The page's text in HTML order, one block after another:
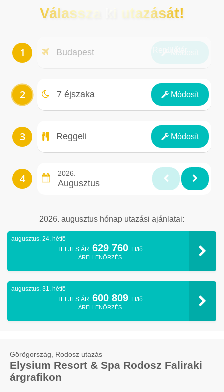
Válassza ki utazását!
Budapest
7 éjszaka Módosít
Éjszakák
Reggeli Módosít
Ellátás
2026.
Augusztus
2026. augusztus hónap utazási ajánlatai:
augusztus. 24. hétfő
TELJES ÁR: 629 760 Ft/fő
ÁRELLENŐRZÉS
augusztus. 31. hétfő
TELJES ÁR: 600 809 Ft/fő
ÁRELLENŐRZÉS
Görögország, Rodosz utazás
Elysium Resort & Spa Rodosz Faliraki
árgrafikon